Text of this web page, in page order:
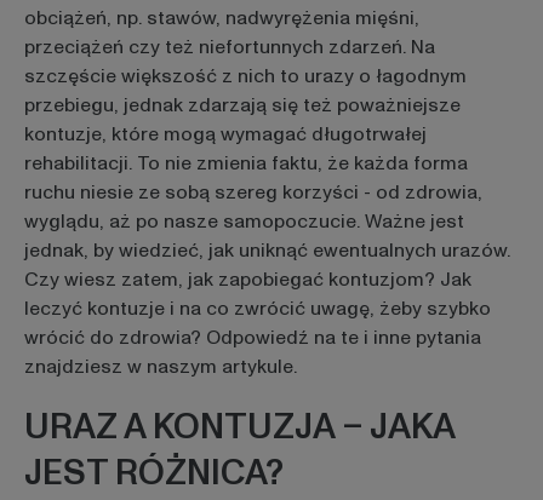
obciążeń, np. stawów, nadwyrężenia mięśni,
przeciążeń czy też niefortunnych zdarzeń. Na
szczęście większość z nich to urazy o łagodnym
przebiegu, jednak zdarzają się też poważniejsze
kontuzje, które mogą wymagać długotrwałej
rehabilitacji. To nie zmienia faktu, że każda forma
ruchu niesie ze sobą szereg korzyści - od zdrowia,
wyglądu, aż po nasze samopoczucie. Ważne jest
jednak, by wiedzieć, jak uniknąć ewentualnych urazów.
Czy wiesz zatem, jak zapobiegać kontuzjom? Jak
leczyć kontuzje i na co zwrócić uwagę, żeby szybko
wrócić do zdrowia? Odpowiedź na te i inne pytania
znajdziesz w naszym artykule.
URAZ A KONTUZJA – JAKA
JEST RÓŻNICA?